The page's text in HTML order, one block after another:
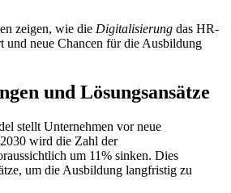
zeigen, wie die Digitalisierung das HR-
neue Chancen für die Ausbildung
und Lösungsansätze
stellt Unternehmen vor neue
wird die Zahl der
um 11% sinken. Dies
um die Ausbildung langfristig zu